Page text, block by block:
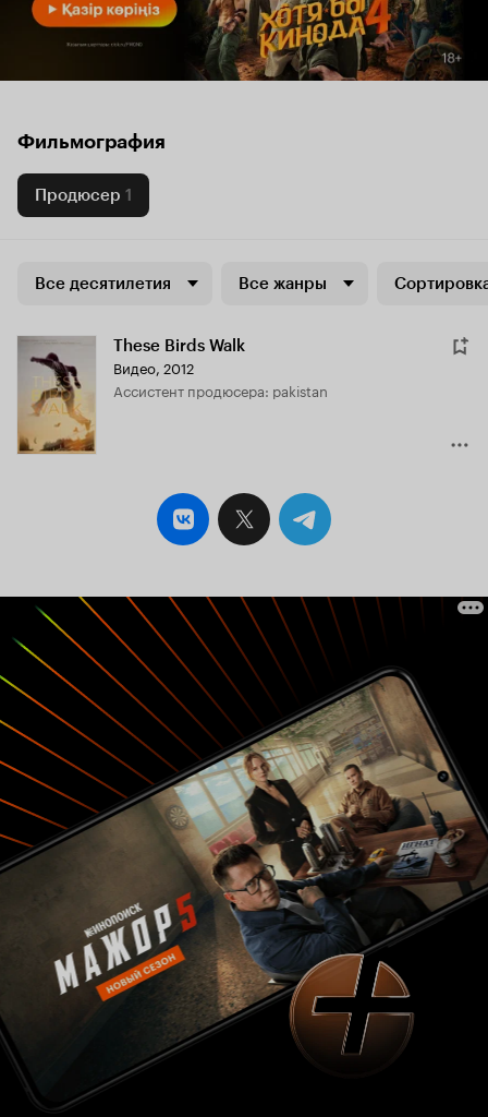
Фильмография
Продюсер 1
Все десятилетия Все жанры
These Birds Walk
Видео, 2012
ассистент продюсера: pakistan